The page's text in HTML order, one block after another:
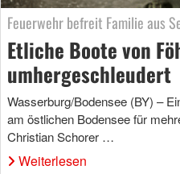
Feuerwehr befreit Familie aus
Etliche Boote von
umhergeschleudert
Wasserburg/Bodensee (BY) –
am östlichen Bodensee für
Christian Schorer …
Weiterlesen